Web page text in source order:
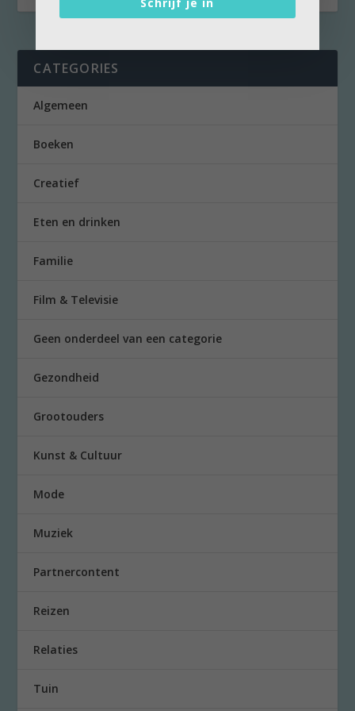
CATEGORIES
Algemeen
Boeken
Creatief
Eten en drinken
Familie
Film & Televisie
Geen onderdeel van een categorie
Gezondheid
Grootouders
Kunst & Cultuur
Mode
Muziek
Partnercontent
Reizen
Relaties
Tuin